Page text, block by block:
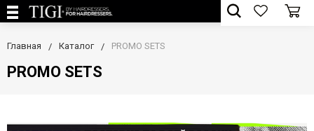
Главная Каталог PROMO SETS
PROMO SETS